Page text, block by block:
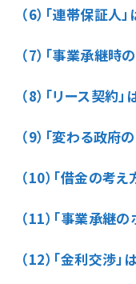
（6）「連帯保証人
（7）「事業承継時
（8）「リース契約」
（9）「変わる政府
（10）「借金の考え
（11）「事業承継
（12）「金利交渉」